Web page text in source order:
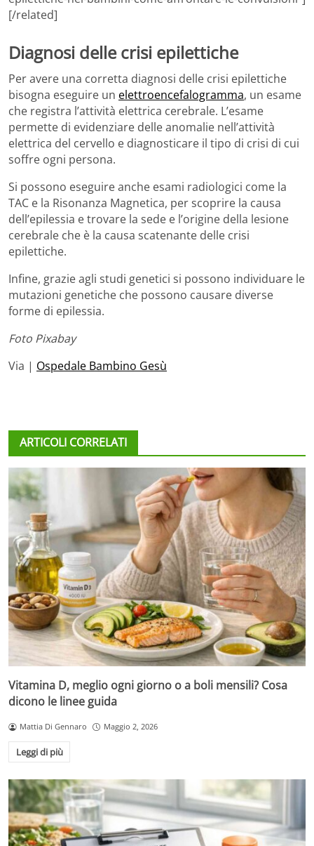
[/related]
Diagnosi delle crisi epilettiche
Per avere una corretta diagnosi delle crisi epilettiche
bisogna eseguire un elettroencefalogramma, un esame
che registra l’attività elettrica cerebrale. L’esame
permette di evidenziare delle anomalie nell’attività
elettrica del cervello e diagnosticare il tipo di crisi di cui
soffre ogni persona.
Si possono eseguire anche esami radiologici come la
TAC e la Risonanza Magnetica, per scoprire la causa
dell’epilessia e trovare la sede e l’origine della lesione
cerebrale che è la causa scatenante delle crisi
epilettiche.
Infine, grazie agli studi genetici si possono individuare le
mutazioni genetiche che possono causare diverse
forme di epilessia.
Foto Pixabay
Via | Ospedale Bambino Gesù
ARTICOLI CORRELATI
Vitamina D, meglio ogni giorno o a boli mensili? Cosa
dicono le linee guida
Mattia Di Gennaro Maggio 2, 2026
Leggi di più